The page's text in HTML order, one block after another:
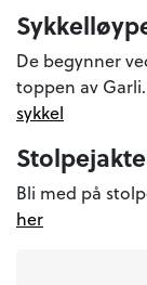
De begynner
toppen av Garli.
sykkel
Bli med på
her